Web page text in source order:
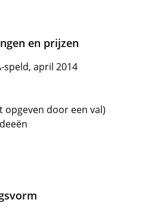
en prijzen
speld, april 2014
door een val)